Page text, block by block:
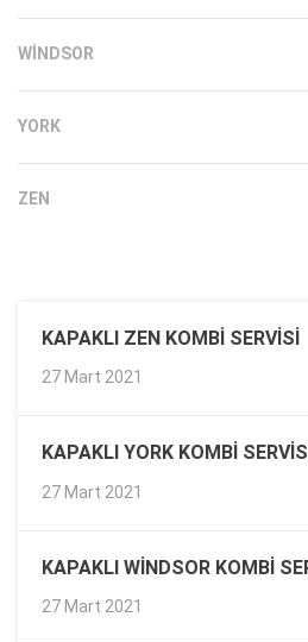
WINDSOR
YORK
ZEN
KAPAKLI ZEN KOMBI SERVISI
27 Mart 2021
KAPAKLI YORK KOMBI
27 Mart 2021
KAPAKLI WINDSOR KOMBI
27 Mart 2021